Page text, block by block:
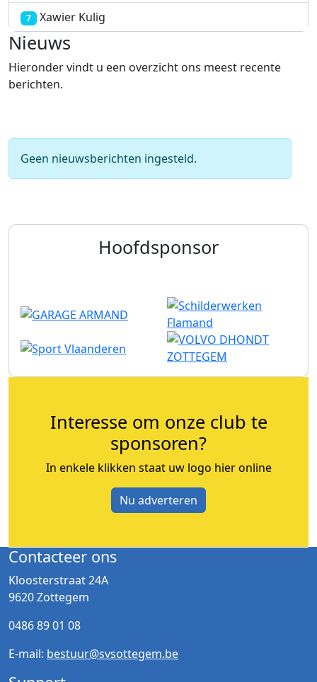
7 Xawier Kulig
Nieuws
Hieronder vindt u een overzicht ons meest recente
berichten.
Geen nieuwsberichten ingesteld.
Hoofdsponsor
Interesse om onze club te
sponsoren?
In enkele klikken staat uw logo hier online
Nu adverteren
Contacteer ons
Kloosterstraat 24A
9620 Zottegem
0486 89 01 08
E-mail: bestuur@svsottegem.be